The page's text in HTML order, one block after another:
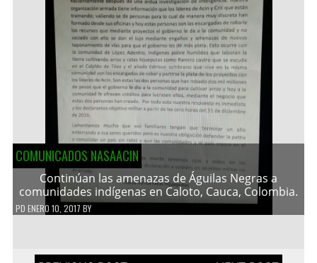
COMUNICADOS NASAACIN
Continúan las amenazas de Águilas Negras a
comunidades indígenas en Caloto, Cauca, Colombia.
PD ENERO 10, 2017 BY